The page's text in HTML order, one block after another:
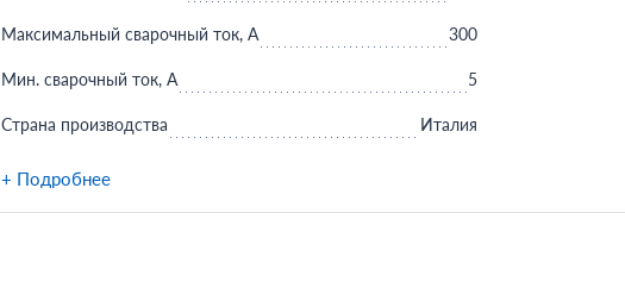
Максимальный сварочный ток, А 300
Мин. сварочный ток, А 5
Страна производства Италия
+ Подробнее